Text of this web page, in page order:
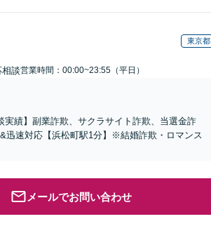
東京都
談営業時間：00:00~23:55（平日）
実績】副業詐欺、サクラサイト詐欺、当選金詐
迅速対応【浜松町駅1分】※結婚詐欺・ロマンス
メールでお問い合わせ